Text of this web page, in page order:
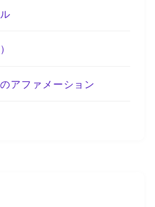
アファメーション